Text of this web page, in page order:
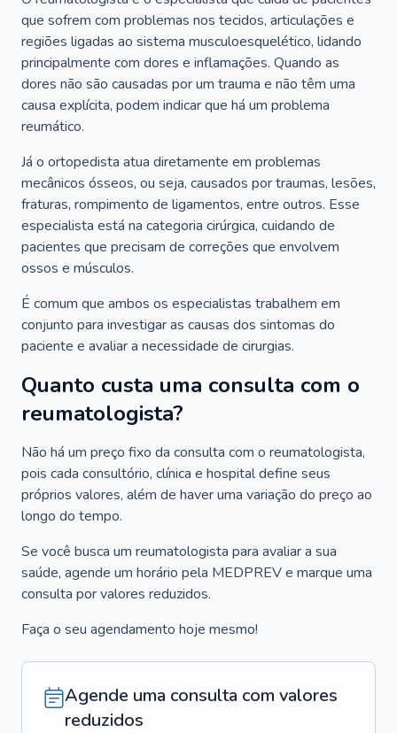
que sofrem com problemas nos tecidos, articulações e
regiões ligadas ao sistema musculoesquelético, lidando
principalmente com dores e inflamações. Quando as
dores não são causadas por um trauma e não têm uma
causa explícita, podem indicar que há um problema
reumático.
Já o ortopedista atua diretamente em problemas
mecânicos ósseos, ou seja, causados por traumas, lesões,
fraturas, rompimento de ligamentos, entre outros. Esse
especialista está na categoria cirúrgica, cuidando de
pacientes que precisam de correções que envolvem
ossos e músculos.
É comum que ambos os especialistas trabalhem em
conjunto para investigar as causas dos sintomas do
paciente e avaliar a necessidade de cirurgias.
Quanto custa uma consulta com o
reumatologista?
Não há um preço fixo da consulta com o reumatologista,
pois cada consultório, clínica e hospital define seus
próprios valores, além de haver uma variação do preço ao
longo do tempo.
Se você busca um reumatologista para avaliar a sua
saúde, agende um horário pela MEDPREV e marque uma
consulta por valores reduzidos.
Faça o seu agendamento hoje mesmo!
Agende uma consulta com valores
reduzidos